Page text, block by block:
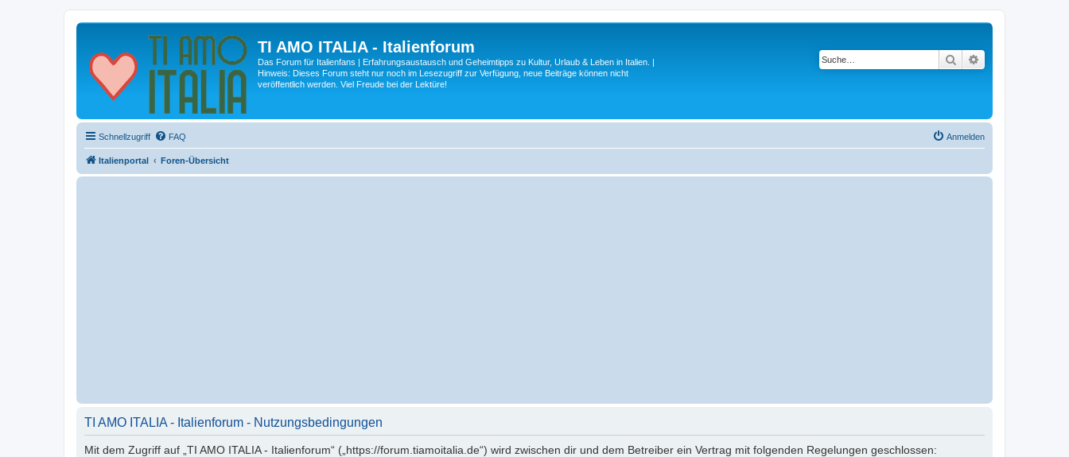
TI AMO ITALIA - Italienforum
Das Forum für Italienfans | Erfahrungsaustausch und Geheimtipps zu Kultur, Urlaub & Leben in Italien. |
Hinweis: Dieses Forum steht nur noch im Lesezugriff zur Verfügung, neue Beiträge können nicht
veröffentlich werden. Viel Freude bei der Lektüre!
Suche
Schnellzugriff FAQ Anmelden
Italienportal Foren-Übersicht
TI AMO ITALIA - Italienforum - Nutzungsbedingungen
Mit dem Zugriff auf „TI AMO ITALIA - Italienforum“ („https://forum.tiamoitalia.de“) wird zwischen dir und dem Betreiber ein Vertrag mit folgenden Regelungen geschlossen: